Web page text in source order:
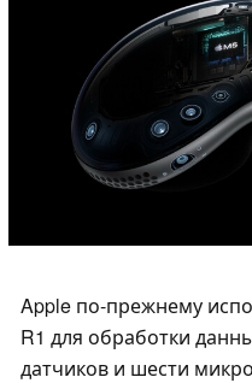
Apple по-прежнему
R1 для обработки
датчиков и шести